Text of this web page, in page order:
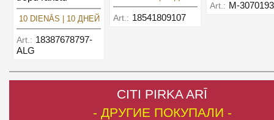
10 DIENĀS | 10 ДНЕЙ
Art.: 18387678797-
ALG
Art.: 18541809107
Art.: M-
CITI PIRKA ARĪ
- ДРУГИЕ ПОКУПАЛИ -